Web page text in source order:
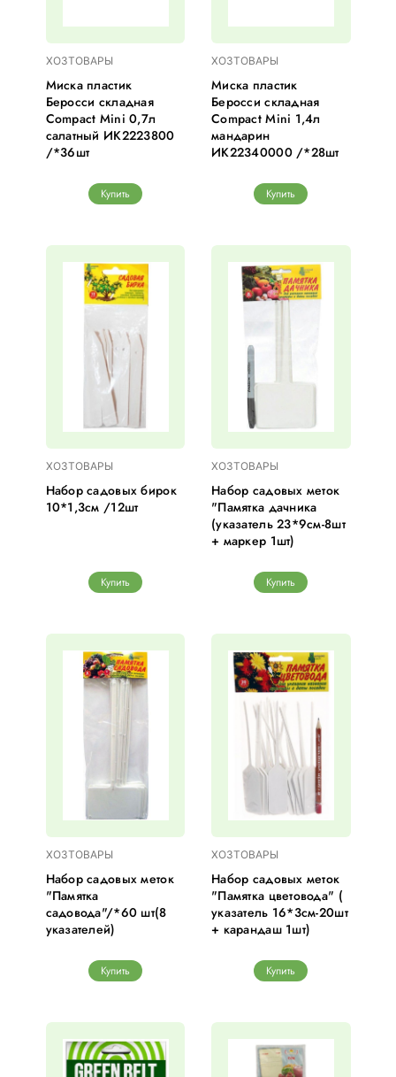
ХОЗТОВАРЫ
Миска пластик
Беросси складная
Compact Mini 0,7л
салатный ИК2223800
/*36шт
Купить
ХОЗТОВАРЫ
Миска пластик
Беросси складная
Compact Mini 1,4л
мандарин
ИК22340000 /*28шт
Купить
ХОЗТОВАРЫ
Набор садовых бирок
10*1,3см /12шт
Купить
ХОЗТОВАРЫ
Набор садовых меток
"Памятка дачника
(указатель 23*9см-8шт
+ маркер 1шт)
Купить
ХОЗТОВАРЫ
Набор садовых меток
"Памятка
садовода"/*60 шт(8
указателей)
Купить
ХОЗТОВАРЫ
Набор садовых меток
"Памятка цветовода" (
указатель 16*3см-20шт
+ карандаш 1шт)
Купить